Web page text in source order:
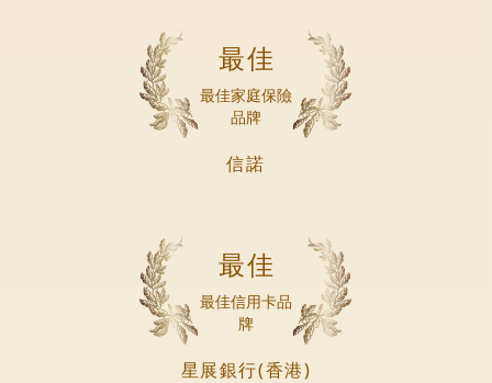
最佳
最佳家庭保險
品牌
信諾
最佳
最佳信用卡品
牌
星展銀行(香港)